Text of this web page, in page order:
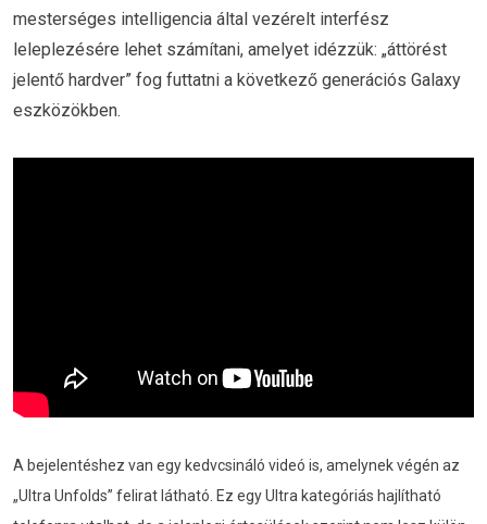
mesterséges intelligencia által vezérelt interfész
leleplezésére lehet számítani, amelyet idézzük: „áttörést
jelentő hardver” fog futtatni a következő generációs Galaxy
eszközökben.
A bejelentéshez van egy kedvcsináló videó is, amelynek végén az
„Ultra Unfolds” felirat látható. Ez egy Ultra kategóriás hajlítható